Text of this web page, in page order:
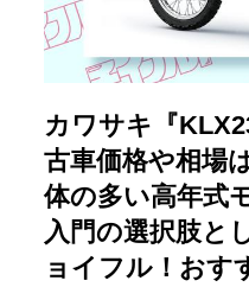
カワサキ『
古車価格や相場
体の多い高年式
入門の選択肢と
ョイフル！おす